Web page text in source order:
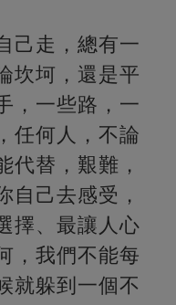
己走，總有一
坎坷，還是平
，一些路，一
任何人，不論
代替，艱難，
自己去感受，
擇、最讓人心
，我們不能每
就躲到一個不